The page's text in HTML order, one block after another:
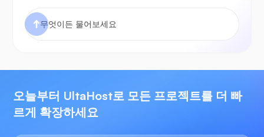
오늘부터 UltaHost로 모든 프로젝트를 더 빠
르게 확장하세요